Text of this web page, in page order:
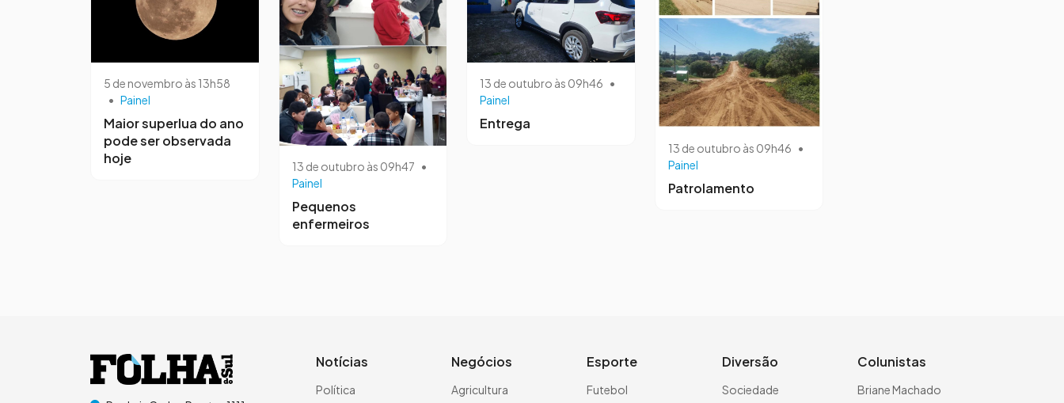
5 de novembro às 13h58
• Painel
Maior superlua do ano
pode ser observada
hoje
13 de outubro às 09h47 •
Painel
Pequenos
enfermeiros
13 de outubro às 09h46 •
Painel
Entrega
13 de outubro às 09h46 •
Painel
Patrolamento
Notícias
Política
Negócios
Agricultura
Esporte
Futebol
Diversão
Sociedade
Colunistas
Briane Machado